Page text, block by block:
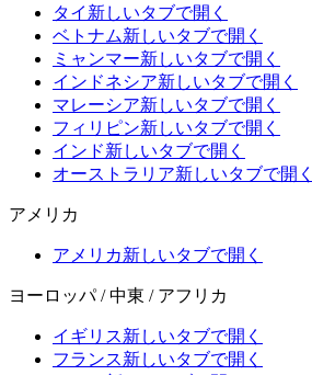
タイ 新しいタブで開く
ベトナム新しいタブで開く
ミャンマー新しいタブで開く
インドネシア新しいタブで開く
マレーシア新しいタブで開く
フィリピン新しいタブで開く
インド新しいタブで開く
オーストラリア新しいタブで開く
アメリカ
アメリカ新しいタブで開く
ヨーロッパ / 中東 / アフリカ
イギリス新しいタブで開く
フランス新しいタブで開く